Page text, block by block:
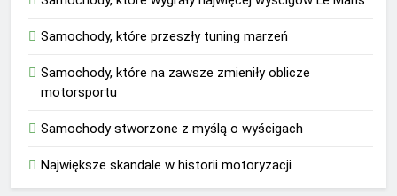
Samochody, które przeszły tuning marzeń
Samochody, które na zawsze zmieniły oblicze
motorsportu
Samochody stworzone z myślą o wyścigach
Największe skandale w historii motoryzacji